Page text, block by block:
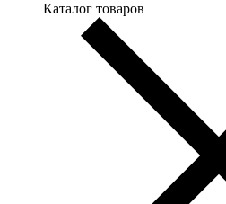
Каталог товаров